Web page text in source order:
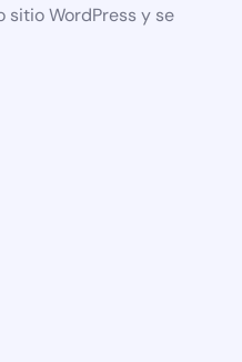
sitio WordPress y se